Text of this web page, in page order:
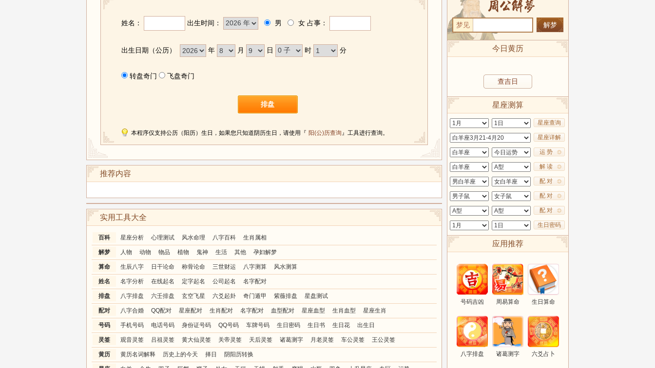
姓名： 出生时间： 男 女 占事：
出生日期（公历） 年 月 日 时 分
转盘奇门 飞盘奇门
排盘
本程序仅支持公历（阳历）生日，如果您只知道阴历生日，请使用『 阳(公)历查询』工具进行查询。
推荐内容
实用工具大全
百科 星座分析 心理测试 风水命理 八字百科 生肖属相
解梦 人物 动物 物品 植物 鬼神 生活 其他 孕妇解梦
算命 生辰八字 日干论命 称骨论命 三世财运 八字测算 风水测算
姓名 名字分析 在线起名 定字起名 公司起名 名字配对
排盘 八字排盘 六壬排盘 玄空飞星 六爻起卦 奇门遁甲 紫薇排盘 星盘测试
配对 八字合婚 QQ配对 星座配对 生肖配对 名字配对 血型配对 星座血型 生肖血型 星座生肖
号码 手机号码 电话号码 身份证号码 QQ号码 车牌号码 生日密码 生日书 生日花 出生日
灵签 观音灵签 吕祖灵签 黄大仙灵签 关帝灵签 天后灵签 诸葛测字 月老灵签 车公灵签 王公灵签
黄历 黄历名词解释 历史上的今天 择日 阴阳历转换
梦见
今日黄历
查吉日
星座测算
星座查询
星座详解
运 势
解 读
配 对
配 对
配 对
生日密码
应用推荐
号码吉凶 周易算命 生日算命
八字排盘 诸葛测字 六爻占卜